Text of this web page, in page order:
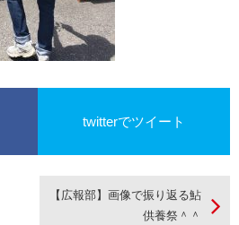
twitterでツイート
【広報部】画像で振り返る鮎
供養祭＾＾